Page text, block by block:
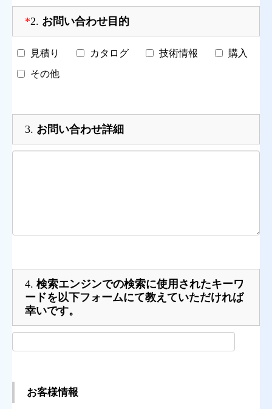
*2. お問い合わせ目的
見積り カタログ 技術情報
購入
その他
3. お問い合わせ詳細
4. 検索エンジンでの検索に使用されたキーワ
ードを以下フォームにて教えていただければ
幸いです。
お客様情報